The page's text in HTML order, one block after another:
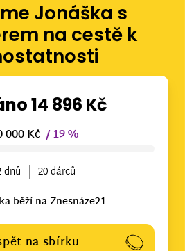
Jonáška s
na cestě k
14 896 Kč
000 Kč / 19 %
dnů
20 dárců
běží na Znesnáze21
na sbírku